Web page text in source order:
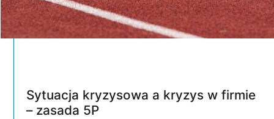
Sytuacja kryzysowa a kryzys w firmie
– zasada 5P